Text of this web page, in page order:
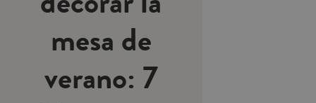
mesa de
verano: 7